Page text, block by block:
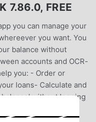
7.86.0, FREE
you can manage your
you want. You
balance without
accounts and OCR-
you: - Order or
loans- Calculate and
without logging
receive messages